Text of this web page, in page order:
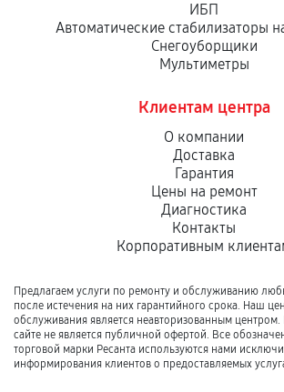
ИБП
Автоматические стабилизаторы
Снегоуборщики
Мультиметры
Клиентам центра
О компании
Доставка
Гарантия
Цены на ремонт
Диагностика
Контакты
Корпоративным
Предлагаем услуги по ремонту и обслуживанию
после истечения на них гарантийного срока. Наш
обслуживания является неавторизованным
сайте не является публичной офертой. Все
торговой марки Ресанта используются нами
информирования клиентов о предоставляемых